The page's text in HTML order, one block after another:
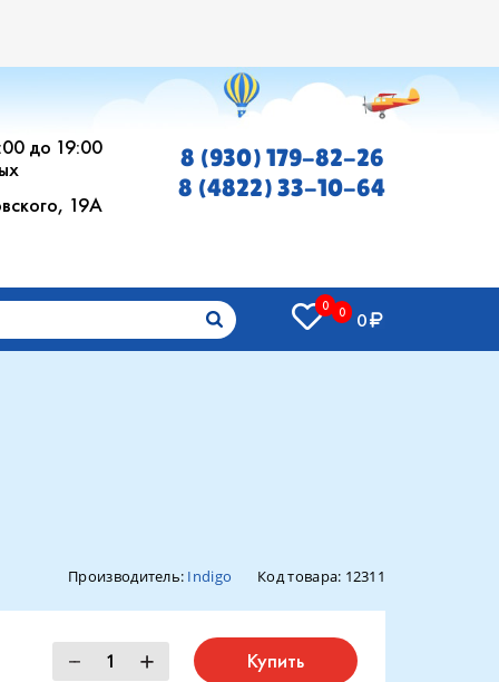
до 19:00
19А
8 (930) 179-82-26
8 (4822) 33-10-64
0 0 0
Производитель: Indigo Код товара: 12311
Купить